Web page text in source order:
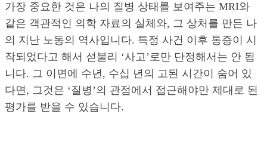
가장 중요한 것은 나의 질병 상태를 보여주는 MRI와
같은 객관적인 의학 자료의 실체와, 그 상처를 만든 나
의 지난 노동의 역사입니다. 특정 사건 이후 통증이 시
작되었다고 해서 섣불리 ‘사고’로만 단정해서는 안 됩
니다. 그 이면에 수년, 수십 년의 고된 시간이 숨어 있
다면, 그것은 ‘질병’의 관점에서 접근해야만 제대로 된
평가를 받을 수 있습니다.